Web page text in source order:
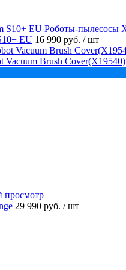
EU 16 990 руб. / шт
Brush Cover(X19540)
просмотр
29 990 руб. / шт